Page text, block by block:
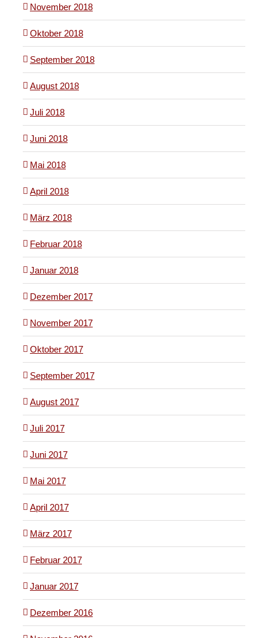
November 2018
Oktober 2018
September 2018
August 2018
Juli 2018
Juni 2018
Mai 2018
April 2018
März 2018
Februar 2018
Januar 2018
Dezember 2017
November 2017
Oktober 2017
September 2017
August 2017
Juli 2017
Juni 2017
Mai 2017
April 2017
März 2017
Februar 2017
Januar 2017
Dezember 2016